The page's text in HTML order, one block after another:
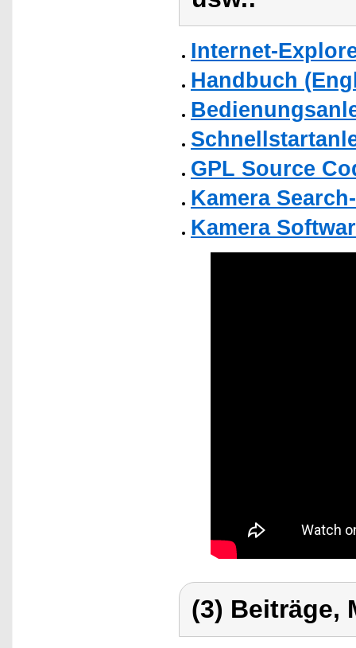
Internet-
Handbuch
GPL Source
Kamera
Kamera
(3) Beiträge,